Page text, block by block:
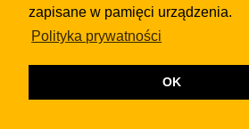
zapisane w pamięci urządzenia.
Polityka prywatności
OK
Skontaktuj się z
regulaminuiPolityki
Klauzula FB
© 2026Wydawnictwo NEON sp. z o.o. (dawniej: FIRMA
KRAWCZYK s.c.) z siedzibą w Olkuszu, ul.Żuradzka